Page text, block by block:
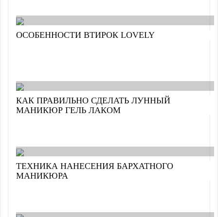
ОСОБЕННОСТИ ВТИРОК LOVELY
КАК ПРАВИЛЬНО СДЕЛАТЬ ЛУННЫЙ
МАНИКЮР ГЕЛЬ ЛАКОМ
ТЕХНИКА НАНЕСЕНИЯ БАРХАТНОГО
МАНИКЮРА